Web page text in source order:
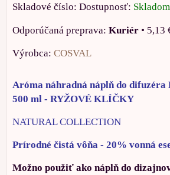
Skladové číslo: Dostupnosť: Skladom
Kuriér • 5,13
Výrobca: COSVAL
Aróma náhradná náplň do
500 ml - RYŽOVÉ KLÍČKY
NATURAL COLLECTION
Prírodné čistá vôňa - 20% vonná
Možno použiť ako náplň do